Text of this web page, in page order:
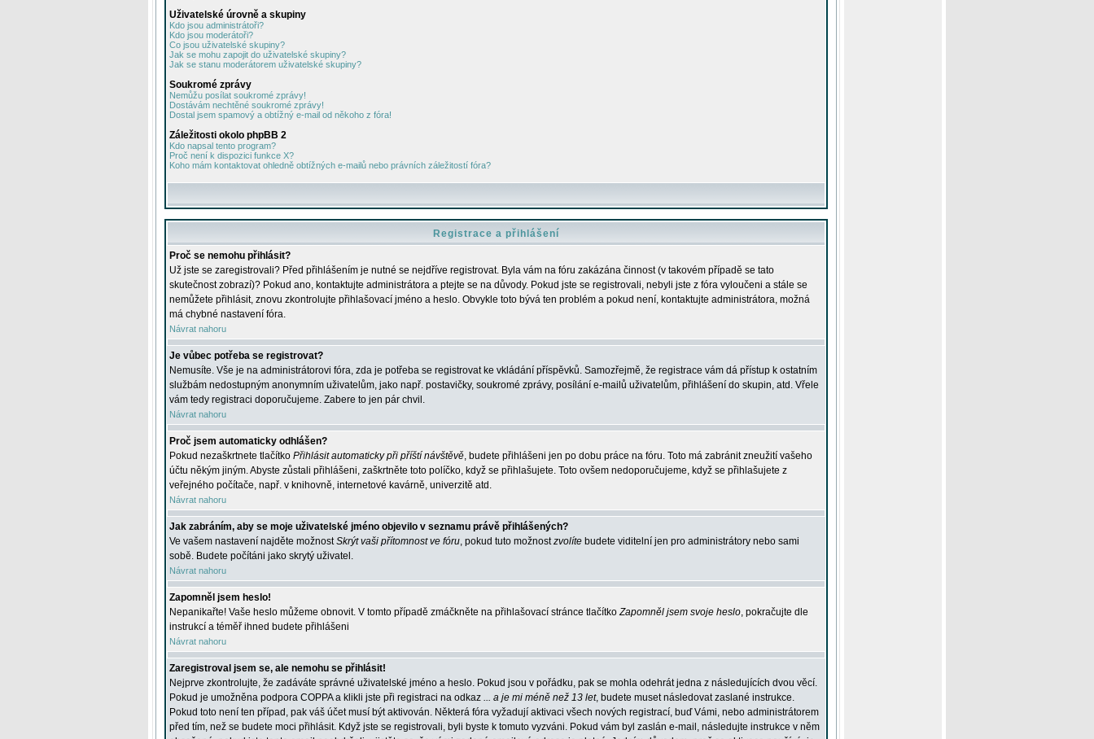
Uživatelské úrovně a skupiny
Kdo jsou administrátoři?
Kdo jsou moderátoři?
Co jsou uživatelské skupiny?
Jak se mohu zapojit do uživatelské skupiny?
Jak se stanu moderátorem uživatelské skupiny?
Soukromé zprávy
Nemůžu posílat soukromé zprávy!
Dostávám nechtěné soukromé zprávy!
Dostal jsem spamový a obtížný e-mail od někoho z fóra!
Záležitosti okolo phpBB 2
Kdo napsal tento program?
Proč není k dispozici funkce X?
Koho mám kontaktovat ohledně obtížných e-mailů nebo právních záležitostí fóra?
Registrace a přihlášení
Proč se nemohu přihlásit?
Už jste se zaregistrovali? Před přihlášením je nutné se nejdříve registrovat. Byla vám na fóru zakázána činnost (v takovém případě se tato
skutečnost zobrazí)? Pokud ano, kontaktujte administrátora a ptejte se na důvody. Pokud jste se registrovali, nebyli jste z fóra vyloučeni a stále se
nemůžete přihlásit, znovu zkontrolujte přihlašovací jméno a heslo. Obvykle toto bývá ten problém a pokud není, kontaktujte administrátora, možná
má chybné nastavení fóra.
Návrat nahoru
Je vůbec potřeba se registrovat?
Nemusíte. Vše je na administrátorovi fóra, zda je potřeba se registrovat ke vkládání příspěvků. Samozřejmě, že registrace vám dá přístup k ostatním
službám nedostupným anonymním uživatelům, jako např. postavičky, soukromé zprávy, posílání e-mailů uživatelům, přihlášení do skupin, atd. Vřele
vám tedy registraci doporučujeme. Zabere to jen pár chvil.
Návrat nahoru
Proč jsem automaticky odhlášen?
Pokud nezaškrtnete tlačítko Přihlásit automaticky při příští návštěvě, budete přihlášeni jen po dobu práce na fóru. Toto má zabránit zneužití vašeho
účtu někým jiným. Abyste zůstali přihlášeni, zaškrtněte toto políčko, když se přihlašujete. Toto ovšem nedoporučujeme, když se přihlašujete z
veřejného počítače, např. v knihovně, internetové kavárně, univerzitě atd.
Návrat nahoru
Jak zabráním, aby se moje uživatelské jméno objevilo v seznamu právě přihlášených?
Ve vašem nastavení najděte možnostSkrýt vaši přítomnost ve fóru, pokud tuto možnostzvolíte budete viditelní jen pro administrátory nebo sami
sobě. Budete počítáni jako skrytý uživatel.
Návrat nahoru
Zapomněl jsem heslo!
Nepanikařte! Vaše heslo můžeme obnovit. V tomto případě zmáčkněte na přihlašovací stránce tlačítkoZapomněl jsem svoje heslo, pokračujte dle
instrukcí a téměř ihned budete přihlášeni
Návrat nahoru
Zaregistroval jsem se, ale nemohu se přihlásit!
Nejprve zkontrolujte, že zadáváte správné uživatelské jméno a heslo. Pokud jsou v pořádku, pak se mohla odehrát jedna z následujících dvou věcí.
Pokud je umožněna podpora COPPA a klikli jste při registraci na odkaz ... a je mi méně než 13 let, budete muset následovat zaslané instrukce.
Pokud toto není ten případ, pak váš účet musí být aktivován. Některá fóra vyžadují aktivaci všech nových registrací, buď Vámi, nebo administrátorem
před tím, než se budete moci přihlásit. Když jste se registrovali, byli byste k tomuto vyzváni. Pokud vám byl zaslán e-mail, následujte instrukce v něm